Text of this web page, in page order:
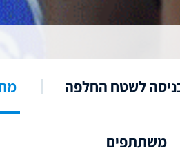
לשטח החלפה
משתתפים